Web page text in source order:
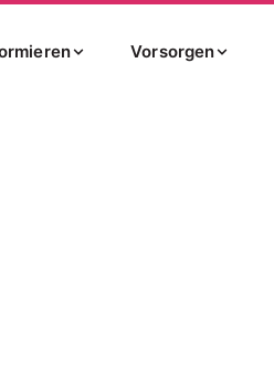
Vorsorgen